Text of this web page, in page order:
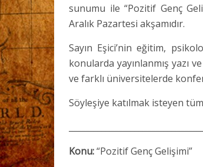
sunumu ile “Pozitif Genç
Aralık Pazartesi akşamıdır.
Sayın Eşici’nin eğitim,
konularda yayınlanmış yazı
ve farklı üniversitelerde
Söyleşiye katılmak isteyen
Konu:“Pozitif Genç Gelişimi”